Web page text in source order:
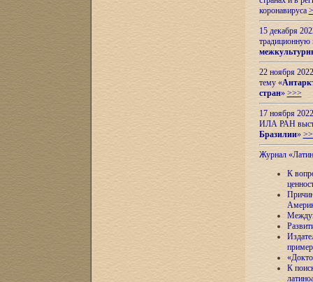
коронавируса
15 декабря
22 ноября
тему «
стран» >>>
17 ноября
ИЛА РАН
Бразилии»
Журнал
К
К